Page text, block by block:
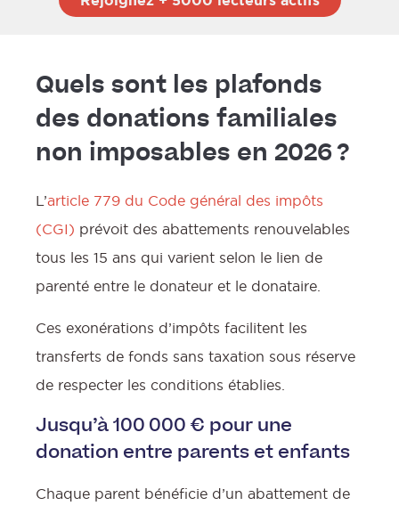
Quels sont les plafonds
des donations familiales
non imposables en 2026 ?
L’article 779 du Code général des impôts
(CGI) prévoit des abattements renouvelables
tous les 15 ans qui varient selon le lien de
parenté entre le donateur et le donataire.
Ces exonérations d’impôts facilitent les
transferts de fonds sans taxation sous réserve
de respecter les conditions établies.
Jusqu’à 100 000 € pour une
donation entre parents et enfants
Chaque parent bénéficie d’un abattement de